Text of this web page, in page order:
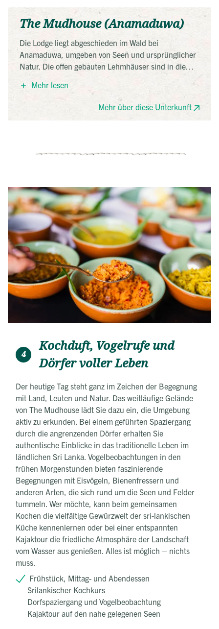
The Mudhouse (Anamaduwa)
Die Lodge liegt abgeschieden im Wald bei
Anamaduwa, umgeben von Seen und ursprünglicher
Natur. Die offen gebauten Lehmhäuser sind in die
Landschaft integriert und kommen ohne Strom aus.
Gekocht wird mit Zutaten aus eigenem Anbau. Das
nachhaltige Konzept basiert auf Ökotourismus,
Naturverbundenheit und einem minimalistischen
Mehr lesen
Mehr über diese Unterkunft
4
Kochduft, Vogelrufe und
Dörfer voller Leben
Der heutige Tag steht ganz im Zeichen der Begegnung
mit Land, Leuten und Natur. Das weitläufige Gelände
von The Mudhouse lädt Sie dazu ein, die Umgebung
aktiv zu erkunden. Bei einem geführten Spaziergang
durch die angrenzenden Dörfer erhalten Sie
authentische Einblicke in das traditionelle Leben im
ländlichen Sri Lanka. Vogelbeobachtungen in den
frühen Morgenstunden bieten faszinierende
Begegnungen mit Eisvögeln, Bienenfressern und
anderen Arten, die sich rund um die Seen und Felder
tummeln. Wer möchte, kann beim gemeinsamen
Kochen die vielfältige Gewürzwelt der sri-lankischen
Küche kennenlernen oder bei einer entspannten
Kajaktour die friedliche Atmosphäre der Landschaft
vom Wasser aus genießen. Alles ist möglich – nichts
muss.
Frühstück, Mittag- und Abendessen
Srilankischer Kochkurs
Dorfspaziergang und Vogelbeobachtung
Kajaktour auf den nahe gelegenen Seen